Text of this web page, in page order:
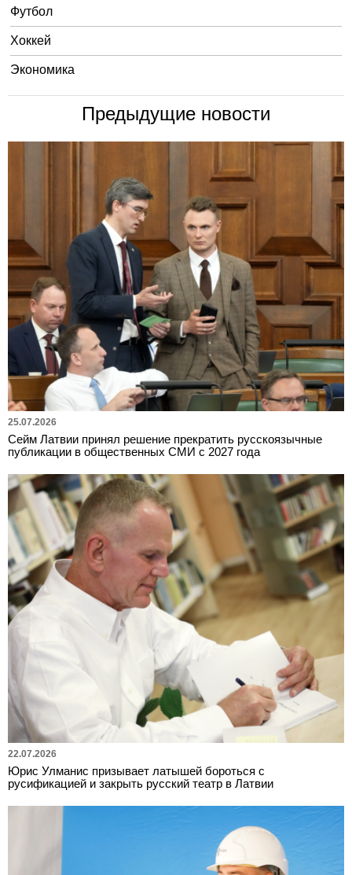
Футбол
Хоккей
Экономика
Предыдущие новости
25.07.2026
Сейм Латвии принял решение прекратить русскоязычные
публикации в общественных СМИ с 2027 года
22.07.2026
Юрис Улманис призывает латышей бороться с
русификацией и закрыть русский театр в Латвии